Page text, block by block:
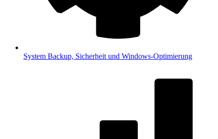
System Backup, Sicherheit und Windows-Optimierung